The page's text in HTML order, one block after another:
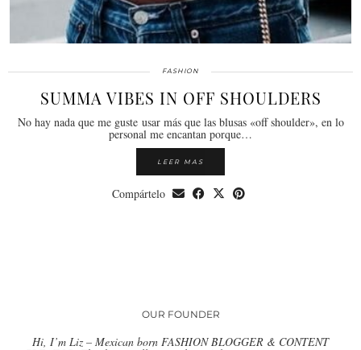
FASHION
SUMMA VIBES IN OFF SHOULDERS
No hay nada que me guste usar más que las blusas «off shoulder», en lo
personal me encantan porque…
LEER MAS
Compártelo
OUR FOUNDER
Hi, I’m Liz – Mexican born FASHION BLOGGER & CONTENT